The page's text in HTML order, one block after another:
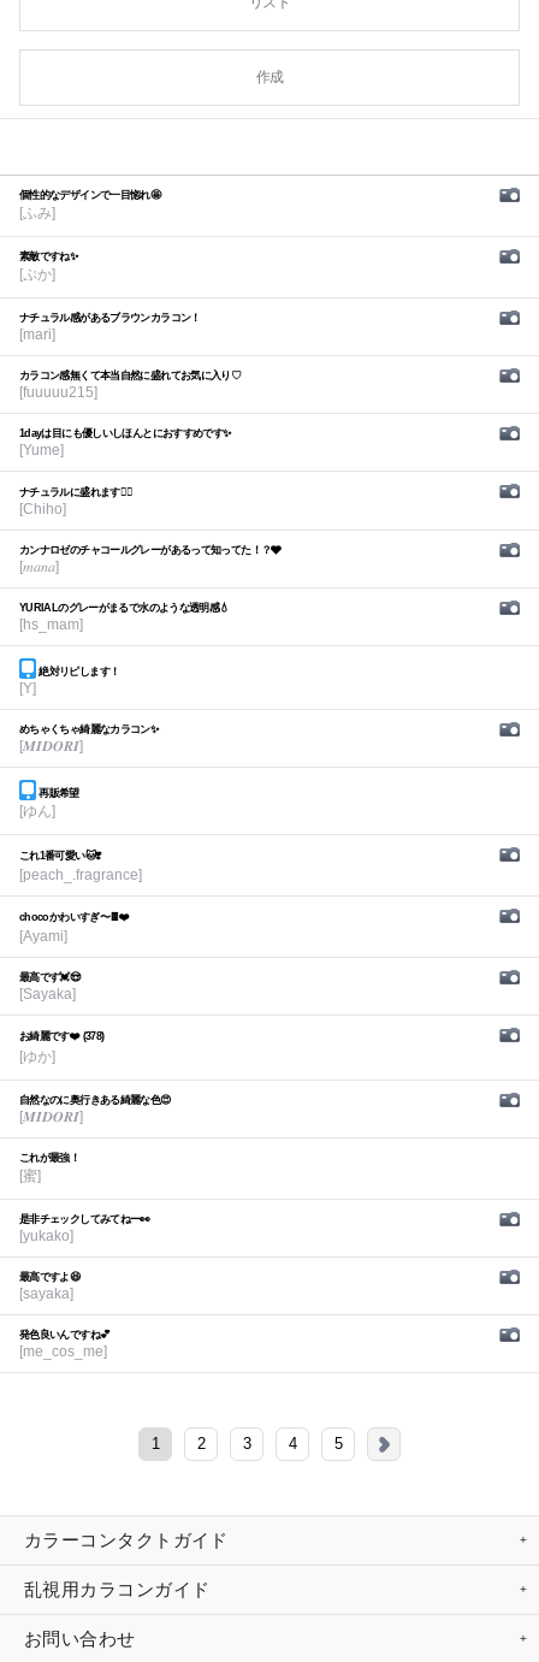
作成
個性的なデザインで一目惚れ🤩
[ふみ]
素敵ですね✨
[ぷか]
ナチュラル感があるブラウンカラコン！
[mari]
カラコン感無くて本当自然に盛れてお気に入り♡
[fuuuuu215]
1dayは目にも優しいしほんとにおすすめです✨
[Yume]
ナチュラルに盛れます🙆‍♀️
[Chiho]
カンナロゼのチャコールグレーがあるって知ってた！？🩶
[𝑚𝑎𝑛𝑎]
YURIALのグレーがまるで水のような透明感💧
[hs_mam]
絶対リピします！
[Y]
めちゃくちゃ綺麗なカラコン✨
[𝑴𝑰𝑫𝑶𝑹𝑰]
再販希望
[ゆん]
これ1番可愛い🐱❣️
[peach_.fragrance]
chocoかわいすぎ〜🍫❤️
[Ayami]
最高です💓😍
[Sayaka]
お綺麗です❤️ (378)
[ゆか]
自然なのに奥行きある綺麗な色😍
[𝑴𝑰𝑫𝑶𝑹𝑰]
これが最強！
[蜜]
是非チェックしてみてねー👀
[yukako]
最高ですよ😆
[sayaka]
発色良いんですね💕︎
[me_cos_me]
1 2 3 4 5
カラーコンタクトガイド
乱視用カラコンガイド
お問い合わせ